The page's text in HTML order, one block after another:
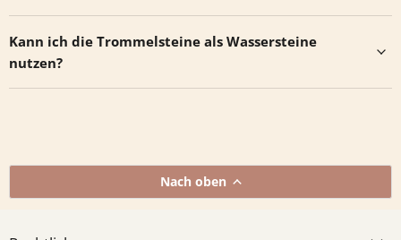
Kann ich die Trommelsteine als Wassersteine
nutzen?
Nach oben